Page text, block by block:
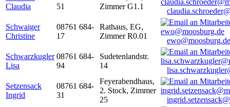
Claudia
51
Zimmer G1.1
Schwaiger
Christine
08761 684-
17
Rathaus, EG,
Zimmer R0.01
ewo@moosburg.de
Schwarzkugler
Lisa
08761 684-
94
Sudetenlandstr.
14
Setzensack
Ingrid
08761 684-
31
Feyerabendhaus,
2. Stock, Zimmer
25